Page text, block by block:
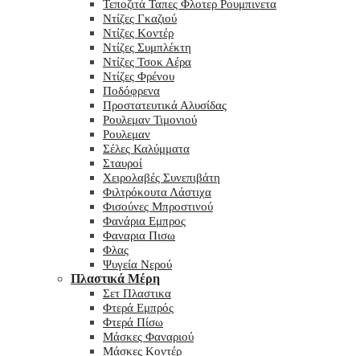
Τεποζιτά Ταπες Φλοτερ Ρουμπινετα
Ντίζες Γκαζιού
Ντίζες Κοντέρ
Ντίζες Συμπλέκτη
Ντίζες Τσοκ Αέρα
Ντίζες Φρένου
Ποδόφρενα
Προστατευτικά Αλυσίδας
Ρουλεμαν Τιμονιού
Ρουλεμαν
Σέλες Καλύμματα
Σταυροί
Χειρολαβές Συνεπιβάτη
Φιλτρόκουτα Λάστιχα
Φισούνες Μπροστινού
Φανάρια Εμπρος
Φαναρια Πισω
Φλας
Ψυγεία Νερού
Πλαστικά Μέρη
Σετ Πλαστικα
Φτερά Εμπρός
Φτερά Πίσω
Μάσκες Φαναριού
Μάσκες Κοντέρ